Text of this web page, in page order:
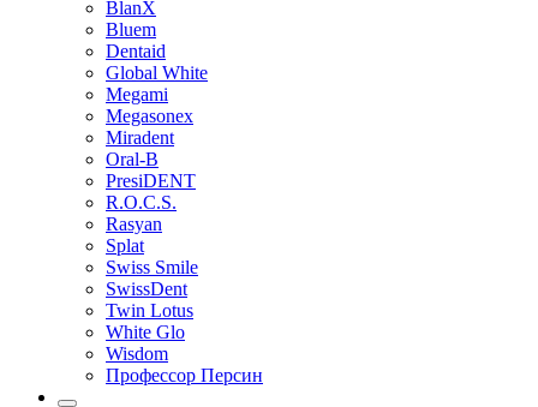
BlanX
Bluem
Dentaid
Global White
Megami
Megasonex
Miradent
Oral-B
PresiDENT
R.O.C.S.
Rasyan
Splat
Swiss Smile
SwissDent
Twin Lotus
White Glo
Wisdom
Профессор Персин